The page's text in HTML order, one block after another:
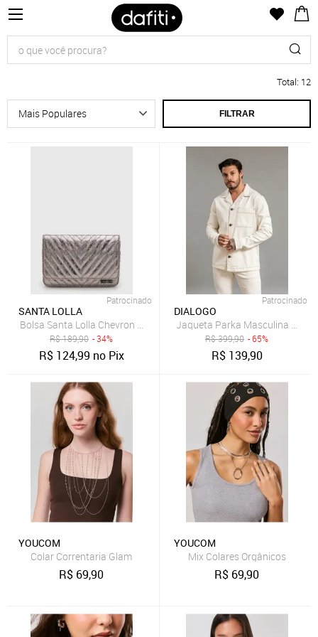
Total: 12
FILTRAR
Patrocinado
SANTA LOLLA
Bolsa Santa Lolla Chevron Metalizada Prata
R$189,90 - 34%
R$ 124,99 no Pix
Patrocinado
DIALOGO
Jaqueta Parka Masculina de
R$399,90 - 65%
R$ 139,90
YOUCOM
Colar Correntaria Glam
R$ 69,90
YOUCOM
Mix Colares Orgânicos
R$ 69,90